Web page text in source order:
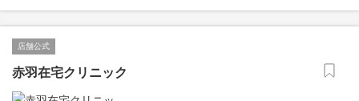
店舗公式
赤羽在宅クリニック